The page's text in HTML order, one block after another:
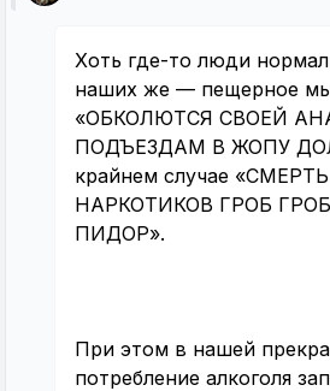
Хоть где-то люди
наших же — пещерное
«ОБКОЛЮТСЯ СВОЕЙ
ПОДЪЕЗДАМ В ЖОПУ
крайнем случае
НАРКОТИКОВ ГРОБ
ПИДОР».
При этом в нашей
потребление алкоголя